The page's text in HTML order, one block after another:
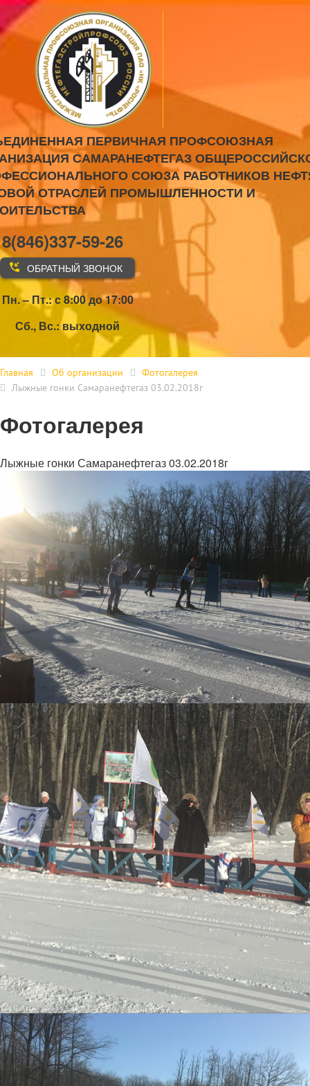
ПЕРВИЧНАЯ ПРОФСОЮЗНАЯ
САМАРАНЕФТЕГАЗ
СОЮЗА РАБОТНИКОВ
ОТРАСЛЕЙ ПРОМЫШЛЕННОСТИ И
8(846)337-59-26
ОБРАТНЫЙ ЗВОНОК
Пн. – Пт.: с 8:00 до 17:00
Сб., Вс.: выходной
Главная Об организации
Фотогалерея
Лыжные гонки Самаранефтегаз 03.02.2018г
Фотогалерея
Лыжные гонки Самаранефтегаз 03.02.2018г